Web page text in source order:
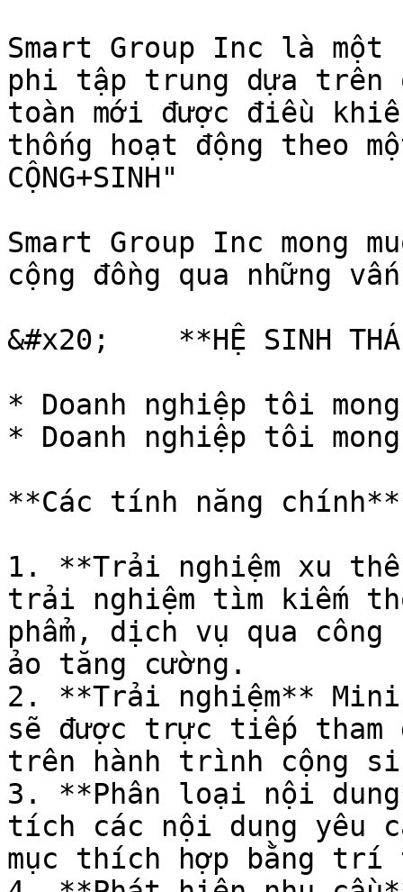
Smart Group Inc là một
phi tập trung dựa trên
toàn mới được điều
thống hoạt động theo
CỘNG+SINH"
Smart Group Inc mong
cộng đồng qua những
&#x20;    **HỆ SINH THÁI
* Doanh nghiệp tôi mong
* Doanh nghiệp tôi mong
**Các tính năng chính**
1. **Trải nghiệm xu
trải nghiệm tìm kiếm
phẩm, dịch vụ qua
ảo tăng cường.
2. **Trải nghiệm** Mini
sẽ được trực tiếp tham
trên hành trình cộng
3. **Phân loại nội
tích các nội dung yêu
mục thích hợp bằng trí